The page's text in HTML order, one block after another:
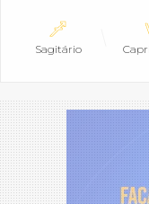
Sagitário